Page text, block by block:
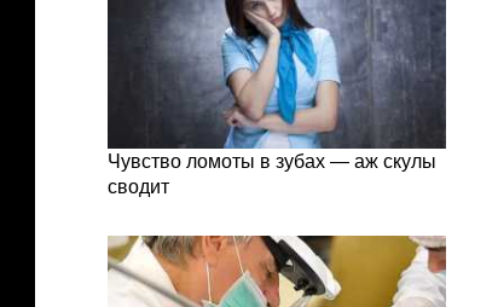
Чувство ломоты в зубах — аж скулы
сводит